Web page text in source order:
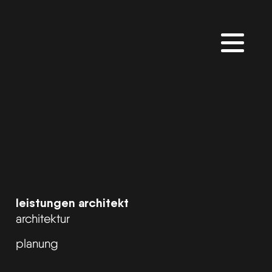
leistungen architekt
architektur
planung